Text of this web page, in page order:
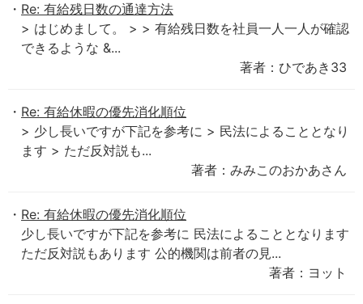
Re: 有給残日数の通達方法
> はじめまして。 > > 有給残日数を社員一人一人が確認
できるような &...
著者：ひであき33
Re: 有給休暇の優先消化順位
> 少し長いですが下記を参考に > 民法によることとなり
ます > ただ反対説も...
著者：みみこのおかあさん
Re: 有給休暇の優先消化順位
少し長いですが下記を参考に 民法によることとなります
ただ反対説もあります 公的機関は前者の見...
著者：ヨット